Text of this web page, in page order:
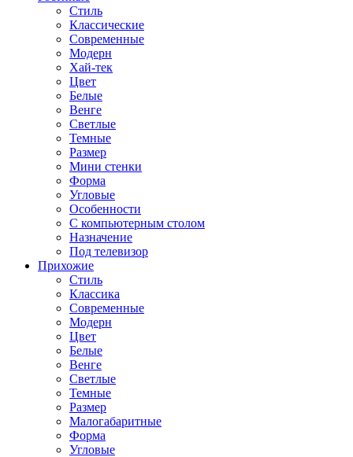
Стиль
Классические
Современные
Модерн
Хай-тек
Цвет
Белые
Венге
Светлые
Темные
Размер
Мини стенки
Форма
Угловые
Особенности
С компьютерным столом
Назначение
Под телевизор
Прихожие
Стиль
Классика
Современные
Модерн
Цвет
Белые
Венге
Светлые
Темные
Размер
Малогабаритные
Форма
Угловые